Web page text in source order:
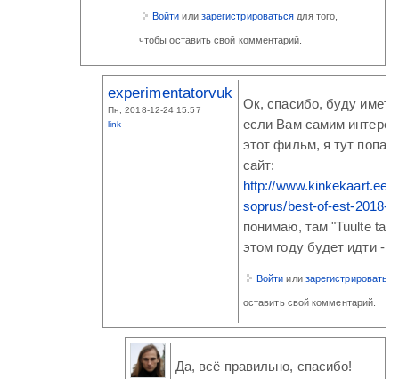
Войти или зарегистрироваться для того,
чтобы оставить свой комментарий.
experimentatorvuk
Пн, 2018-12-24 15:57
link
Ок, спасибо, буду иметь
если Вам самим
этот фильм, я тут
сайт:
http://www.kinkekaart.ee/
soprus/best-of-est-2018-
понимаю, там "Tuulte
этом году будет идти -
Войти или зарегистрироваться
оставить свой комментарий.
Да, всё правильно, спасибо!